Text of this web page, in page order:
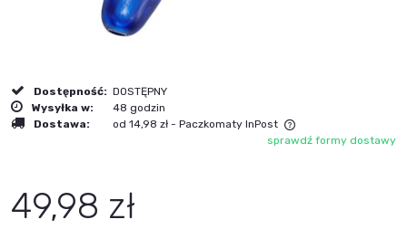
Dostępność: DOSTĘPNY
Wysyłka w:
48 godzin
Dostawa:
od 14,98 zł - Paczkomaty InPost
Cena nie zawiera ewentualnych kosztów płatnościsprawdź formy dostawy
49,98 zł